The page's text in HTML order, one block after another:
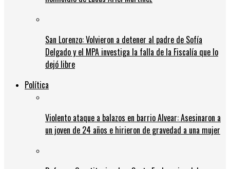
San Lorenzo: Volvieron a detener al padre de Sofía
Delgado y el MPA investiga la falla de la Fiscalía que lo
dejó libre
Política
Violento ataque a balazos en barrio Alvear: Asesinaron a
un joven de 24 años e hirieron de gravedad a una mujer